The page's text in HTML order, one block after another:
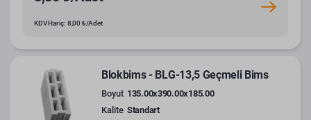
KDV Hariç: 8,00 ₺/Adet
Blokbims - BLG-13,5 Geçmeli Bims
Boyut 135.00x390.00x185.00
Kalite Standart